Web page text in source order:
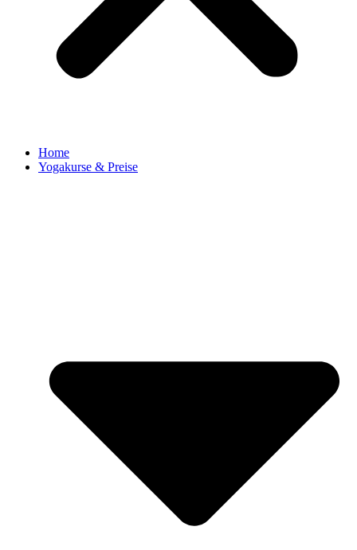
Home
Yogakurse & Preise